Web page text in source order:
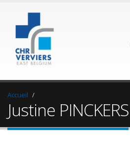
Accueil
Justine PINCKERS